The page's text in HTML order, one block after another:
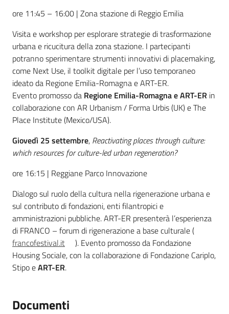
ore 11:45 – 16:00 | Zona stazione di Reggio Emilia
Visita e workshop per esplorare strategie di trasformazione
urbana e ricucitura della zona stazione. I partecipanti
potranno sperimentare strumenti innovativi di placemaking,
come Next Use, il toolkit digitale per l’uso temporaneo
ideato da Regione Emilia-Romagna e ART-ER.
Evento promosso da Regione Emilia-Romagna e ART-ER in
collaborazione con AR Urbanism / Forma Urbis (UK) e The
Place Institute (Mexico/USA).
Giovedì 25 settembre, Reactivating places through culture:
which resources for culture-led urban regeneration?
ore 16:15 | Reggiane Parco Innovazione
Dialogo sul ruolo della cultura nella rigenerazione urbana e
sul contributo di fondazioni, enti filantropici e
amministrazioni pubbliche. ART-ER presenterà l’esperienza
di FRANCO – forum di rigenerazione a base culturale (
francofestival.it
). Evento promosso da Fondazione
Housing Sociale, con la collaborazione di Fondazione Cariplo,
Stipo eART-ER.
Documenti